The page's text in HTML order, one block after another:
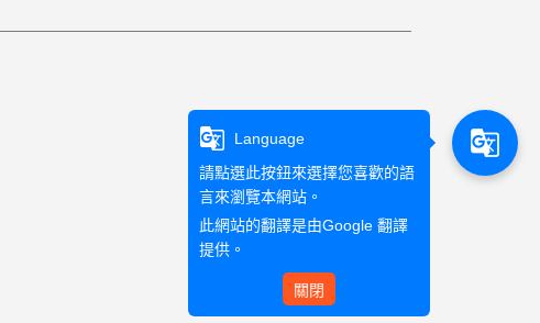
g_translate
Language
請點選此按鈕來選擇您喜歡的語
言來瀏覽本網站。
此網站的翻譯是由Google 翻譯
提供。
關閉
g_translate